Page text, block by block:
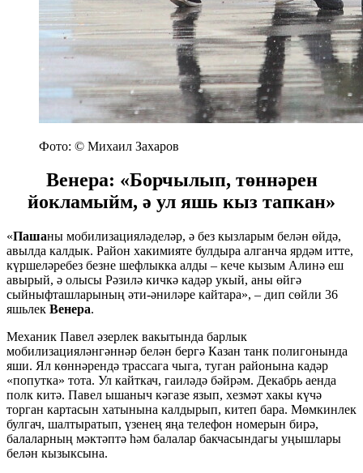
Фото: © Михаил Захаров
Венера: «Борчылып, төннәрен
йокламыйм, ә ул яшь кыз тапкан»
«Пашаны мобилизацияләделәр, ә без кызларым белән өйдә,
авылда калдык. Район хакимияте булдыра алганча ярдәм итте,
күршеләребез безне шефлыкка алды – кече кызым Алинә еш
авырый, ә олысы Рәзилә кичкә кадәр укый, аны өйгә
сыйныфташларының әти-әниләре кайтара», – дип сөйли 36
яшьлек Венера.
Механик Павел әзерлек вакытында барлык
мобилизацияләнгәннәр белән бергә Казан танк полигонында
яши. Ял көннәрендә трассага чыга, туган районына кадәр
«попутка» тота. Ул кайткач, гаиләдә бәйрәм. Декабрь аенда
полк китә. Павел ышаныч кәгазе язып, хезмәт хакы күчә
торган картасын хатынына калдырып, китеп бара. Мөмкинлек
булгач, шалтыратып, үзенең яңа телефон номерын бирә,
балаларның мәктәптә һәм балалар бакчасындагы уңышлары
белән кызыксына.